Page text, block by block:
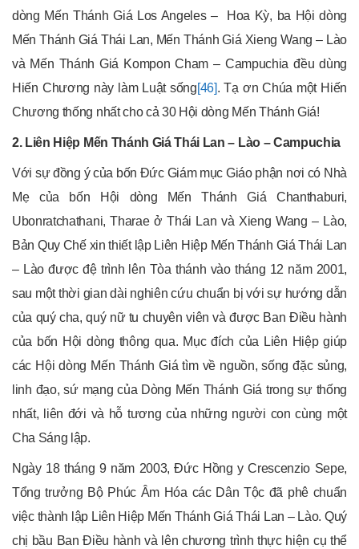
dòng Mến Thánh Giá Los Angeles – Hoa Kỳ, ba Hội dòng
Mến Thánh Giá Thái Lan, Mến Thánh Giá Xieng Wang – Lào
và Mến Thánh Giá Kompon Cham – Campuchia đều dùng
Hiến Chương này làm Luật sống[46]. Tạ ơn Chúa một Hiến
Chương thống nhất cho cả 30 Hội dòng Mến Thánh Giá!
2. Liên Hiệp Mến Thánh Giá Thái Lan – Lào – Campuchia
Với sự đồng ý của bốn Đức Giám mục Giáo phận nơi có Nhà
Mẹ của bốn Hội dòng Mến Thánh Giá Chanthaburi,
Ubonratchathani, Tharae ở Thái Lan và Xieng Wang – Lào,
Bản Quy Chế xin thiết lập Liên Hiệp Mến Thánh Giá Thái Lan
– Lào được đệ trình lên Tòa thánh vào tháng 12 năm 2001,
sau một thời gian dài nghiên cứu chuẩn bị với sự hướng dẫn
của quý cha, quý nữ tu chuyên viên và được Ban Điều hành
của bốn Hội dòng thông qua. Mục đích của Liên Hiệp giúp
các Hội dòng Mến Thánh Giá tìm về nguồn, sống đặc sủng,
linh đạo, sứ mạng của Dòng Mến Thánh Giá trong sự thống
nhất, liên đới và hỗ tương của những người con cùng một
Cha Sáng lập.
Ngày 18 tháng 9 năm 2003, Đức Hồng y Crescenzio Sepe,
Tổng trưởng Bộ Phúc Âm Hóa các Dân Tộc đã phê chuẩn
việc thành lập Liên Hiệp Mến Thánh Giá Thái Lan – Lào. Quý
chị bầu Ban Điều hành và lên chương trình thực hiện cụ thể